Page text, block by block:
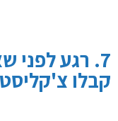
7. רגע לפני
קבלו